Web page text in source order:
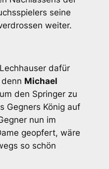
seine
weiter.
dafür
Michael
den Springer zu
Gegners König auf
nun im
geopfert, wäre
so schön